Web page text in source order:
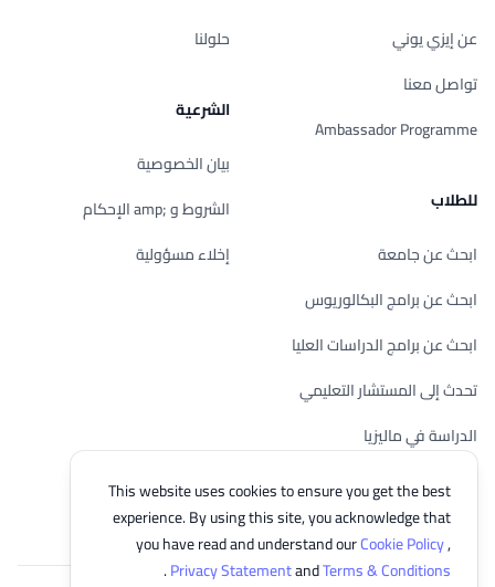
This website uses cookies to ensure you get the best
experience. By using this site, you acknowledge that
you have read and understand ourCookie Policy,
Privacy StatementandTerms & Conditions
.
عن إيزي يوني
تواصل معنا
Ambassador Programme
للطلاب
ابحث عن جامعة
ابحث عن برامج البكالوريوس
ابحث عن برامج الدراسات العليا
تحدث إلى المستشار التعليمي
الدراسة في ماليزيا
تحقق من أهليتك
حلولنا
الشرعية
بيان الخصوصية
الشروط و ;amp الإحكام
إخلاء مسؤولية